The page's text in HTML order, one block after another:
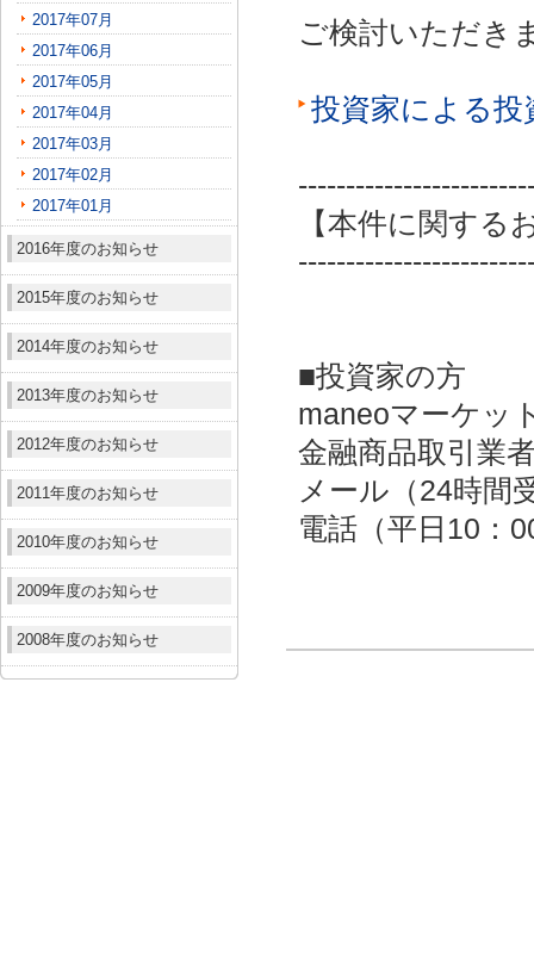
2017年07月
2017年06月
2017年05月
2017年04月
2017年03月
2017年02月
2017年01月
2016年度のお知らせ
2015年度のお知らせ
2014年度のお知らせ
2013年度のお知らせ
2012年度のお知らせ
2011年度のお知らせ
2010年度のお知らせ
2009年度のお知らせ
2008年度のお知らせ
ご検討いただき
投資家による
【本件に関する
■投資家の方
maneoマーケッ
金融商品取引業
メール（24時間
電話（平日10：